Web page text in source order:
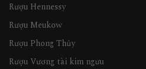
Rượu Hennessy
Rượu Meukow
Rượu Phong Thủy
Rượu Vương tài kim ngưu